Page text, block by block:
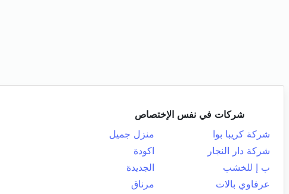
شركات في نفس الإختصاص
شركة كريبا بوا
منزل جميل
شركة دار النجار
اكودة
ب إ للخشب
الجديدة
عرفاوي بالات
مرناق